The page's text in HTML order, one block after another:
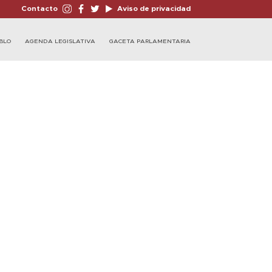
Contacto Aviso de privacidad
AGENDA LEGISLATIVA GACETA PARLAMENTARIA